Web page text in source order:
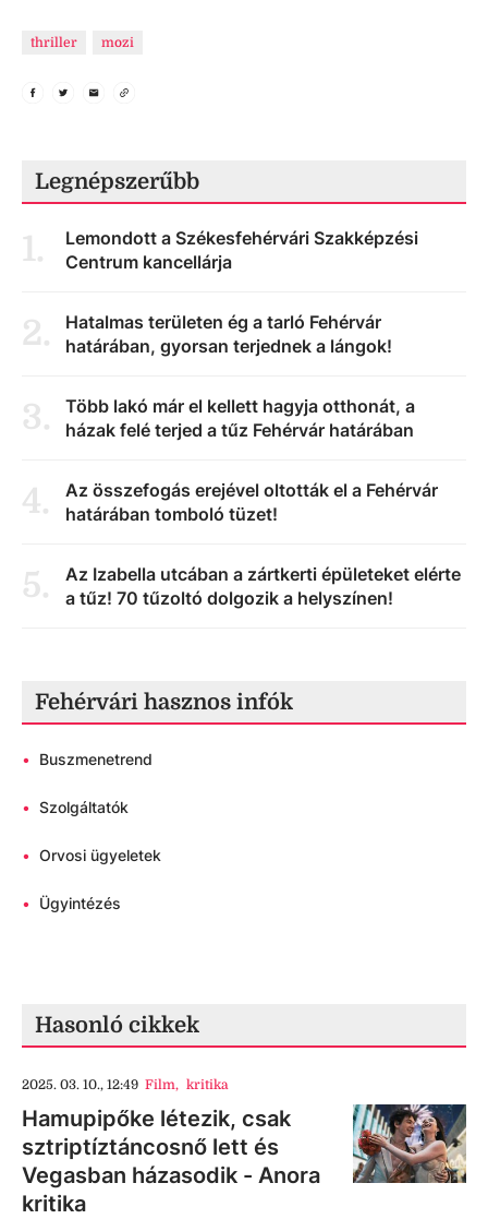
thriller mozi
Legnépszerűbb
1.
Lemondott a Székesfehérvári Szakképzési
Centrum kancellárja
2.
Hatalmas területen ég a tarló Fehérvár
határában, gyorsan terjednek a lángok!
3.
Több lakó már el kellett hagyja otthonát, a
házak felé terjed a tűz Fehérvár határában
4.
Az összefogás erejével oltották el a Fehérvár
határában tomboló tüzet!
5.
Az Izabella utcában a zártkerti épületeket elérte
a tűz! 70 tűzoltó dolgozik a helyszínen!
Fehérvári hasznos infók
• Buszmenetrend
• Szolgáltatók
• Orvosi ügyeletek
• Ügyintézés
Hasonló cikkek
2025. 03. 10., 12:49 Film, kritika
Hamupipőke létezik, csak
sztriptíztáncosnő lett és
Vegasban házasodik - Anora
kritika